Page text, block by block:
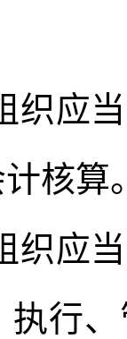
应当
核算
应当
执行